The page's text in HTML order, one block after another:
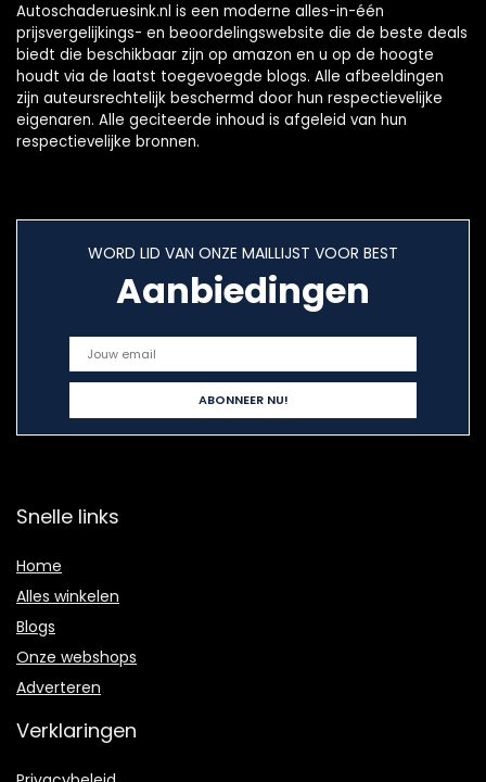
Autoschaderuesink.nl is een moderne alles-in-één
prijsvergelijkings- en beoordelingswebsite die de beste deals
biedt die beschikbaar zijn op amazon en u op de hoogte
houdt via de laatst toegevoegde blogs. Alle afbeeldingen
zijn auteursrechtelijk beschermd door hun respectievelijke
eigenaren. Alle geciteerde inhoud is afgeleid van hun
respectievelijke bronnen.
WORD LID VAN ONZE MAILLIJST VOOR BEST
Aanbiedingen
Snelle links
Home
Alles winkelen
Blogs
Onze webshops
Adverteren
Verklaringen